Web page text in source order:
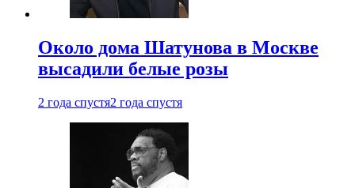
Около дома Шатунова в Москве
высадили белые розы
2 года спустя2 года спустя